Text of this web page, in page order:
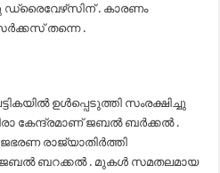
ഡ്രൈവേഴ്‌സിന് . കാരണം
തന്നെ .
ഉൾപ്പെടുത്തി സംരക്ഷിച്ചു
കേന്ദ്രമാണ് ജബൽ ബർക്കൽ .
രാജ്യാതിർത്തി
ജബൽ ബറക്കൽ . മുകൾ സമതലമായ